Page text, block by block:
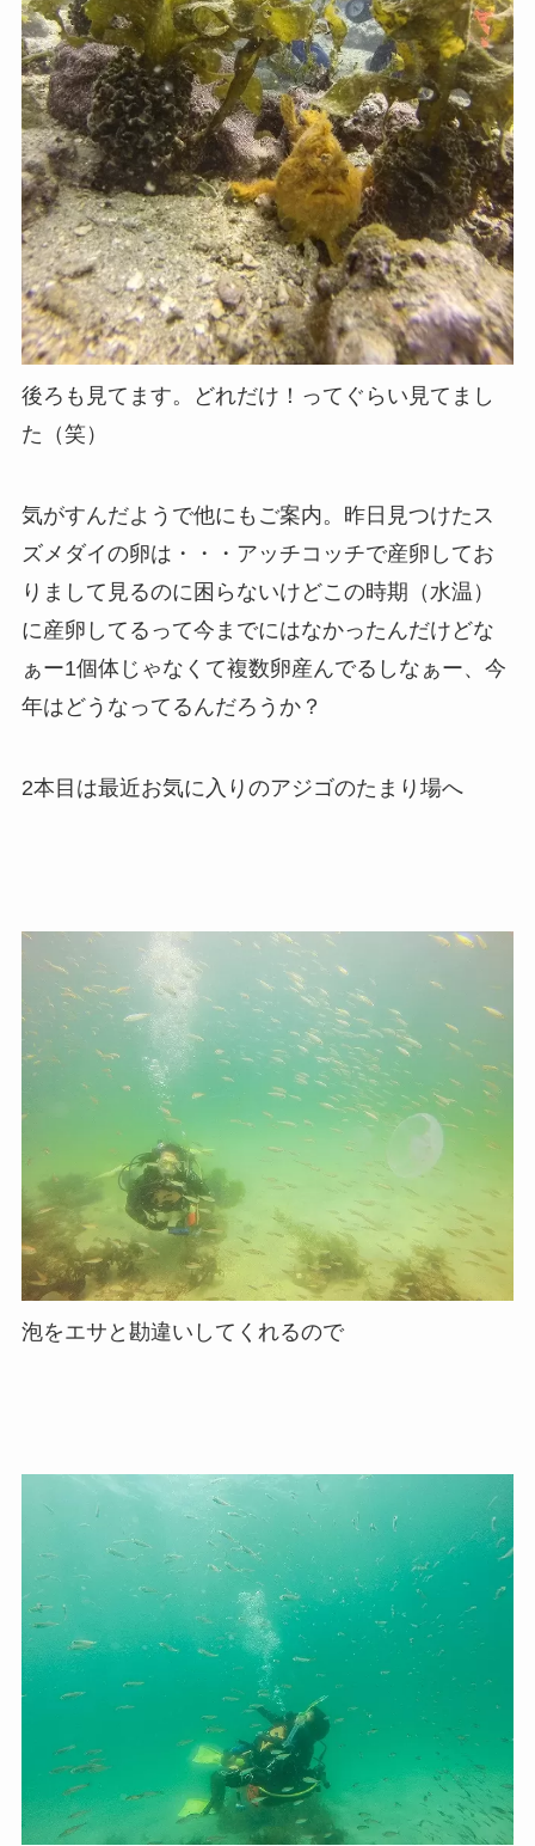
後ろも見てます。どれだけ！ってぐらい見てまし
た（笑）
気がすんだようで他にもご案内。昨日見つけたス
ズメダイの卵は・・・アッチコッチで産卵してお
りまして見るのに困らないけどこの時期（水温）
に産卵してるって今までにはなかったんだけどな
ぁー1個体じゃなくて複数卵産んでるしなぁー、今
年はどうなってるんだろうか？
2本目は最近お気に入りのアジゴのたまり場へ
泡をエサと勘違いしてくれるので